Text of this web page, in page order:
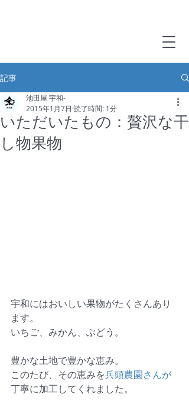
記事
いただいたもの：贅沢な干
し物果物
池田屋 宇和‐
2015年1月7日 読了時間: 1分
宇和にはおいしい果物がたくさんあり
ます。
いちご、みかん、ぶどう。
豊かな土地で豊かな恵み。
このたび、その恵みを兵頭農園さんが
丁寧に加工してくれました。